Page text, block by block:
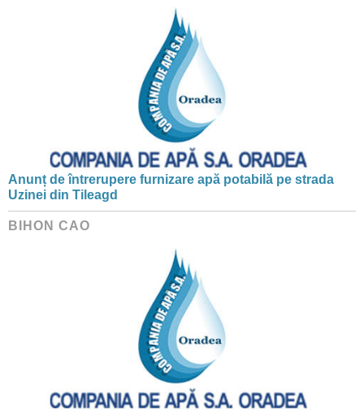
Anunț de întrerupere furnizare apă potabilă pe strada
Uzinei din Tileagd
BIHON CAO